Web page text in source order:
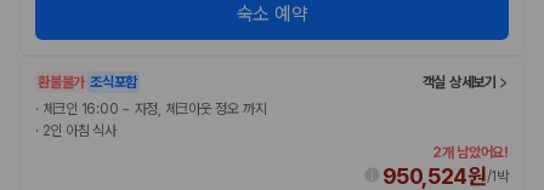
숙소 예약
환불불가 조식포함
객실 상세보기
· 체크인 16:00 ~ 자정, 체크아웃 정오 까지
· 2인 아침 식사
2개 남았어요!
950,524원/1박